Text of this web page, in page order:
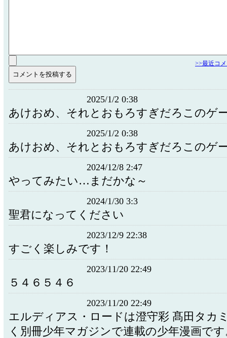
>>最近コ
2025/1/2 0:38
あけおめ、それとおもろすぎだろこのゲ
2025/1/2 0:38
あけおめ、それとおもろすぎだろこのゲ
2024/12/8 2:47
やってみたい…まだかな～
2024/1/30 3:3
聖君になってください
2023/12/9 22:38
すごく楽しみです！
2023/11/20 22:49
５４６５４６
2023/11/20 22:49
エルディアス・ロードは澄守彩 髙田タカ
く別冊少年マガジンで連載の少年漫画で